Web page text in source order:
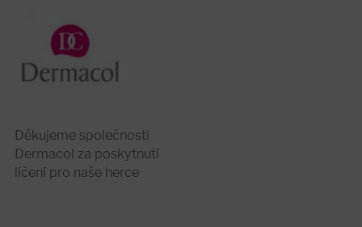
Děkujeme společnosti
Dermacol za poskytnutí
líčení pro naše herce